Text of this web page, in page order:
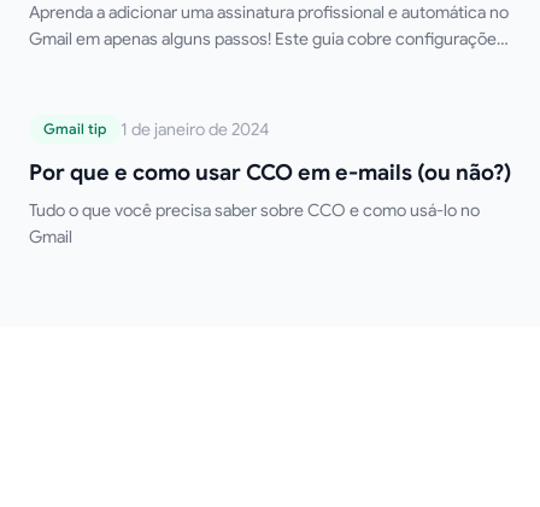
Aprenda a adicionar uma assinatura profissional e automática no
Gmail em apenas alguns passos! Este guia cobre configurações
à digitação manual da sua assinatura!
Por que e como usar CCO em e-mails (ou
Gmail tip 1 de janeiro de 2024
Por que e como usar CCO em e-mails (ou não?)
Tudo o que você precisa saber sobre CCO e como usá-lo no
Gmail